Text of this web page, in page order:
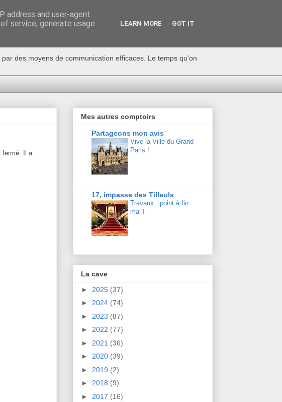
des moyens de communication efficaces. Le temps qu'on
fermé. Il a
Mes autres comptoirs
Partageons mon avis
Vive la Ville du Grand
Paris !
17, impasse des Tilleuls
Travaux : point à fin
mai !
La cave
► 2025 (37)
► 2024 (74)
► 2023 (87)
► 2022 (77)
► 2021 (36)
► 2020 (39)
► 2019 (2)
► 2018 (9)
► 2017 (16)
address and user-agent
service, generate usage
LEARN MORE GOT IT